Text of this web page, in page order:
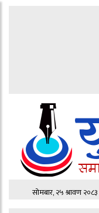
सोमबार, २५ श्रावण २०८३